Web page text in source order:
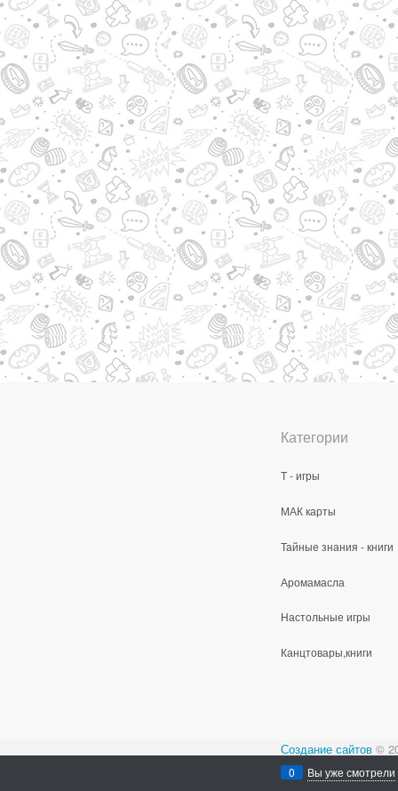
Категории
Т - игры
МАК карты
Тайные знания - книги
Аромамасла
Настольные игры
Канцтовары,книги
Создание сайтов ©
Содержимое сайта
Все права
0 Вы уже смотрели